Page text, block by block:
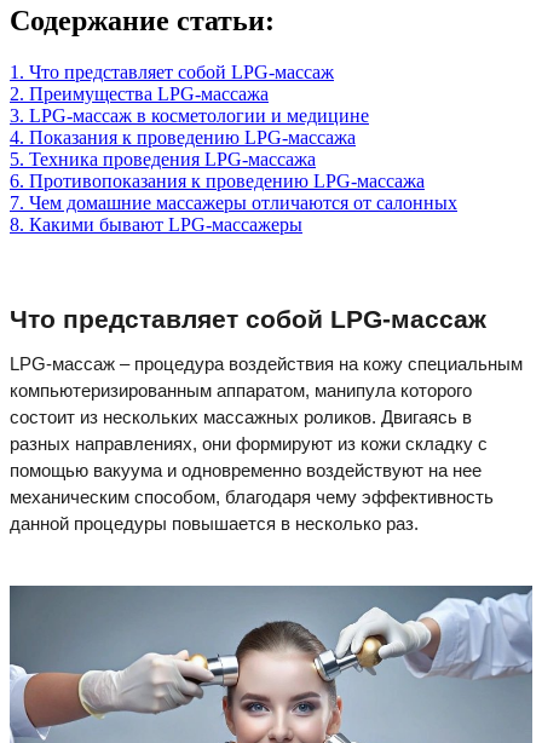
Содержание статьи:
1. Что представляет собой LPG-массаж
2. Преимущества LPG-массажа
3. LPG-массаж в косметологии и медицине
4. Показания к проведению LPG-массажа
5. Техника проведения LPG-массажа
6. Противопоказания к проведению LPG-массажа
7. Чем домашние массажеры отличаются от салонных
8. Какими бывают LPG-массажеры
Что представляет собой LPG-массаж
LPG-массаж – процедура воздействия на кожу специальным
компьютеризированным аппаратом, манипула которого
состоит из нескольких массажных роликов. Двигаясь в
разных направлениях, они формируют из кожи складку с
помощью вакуума и одновременно воздействуют на нее
механическим способом, благодаря чему эффективность
данной процедуры повышается в несколько раз.